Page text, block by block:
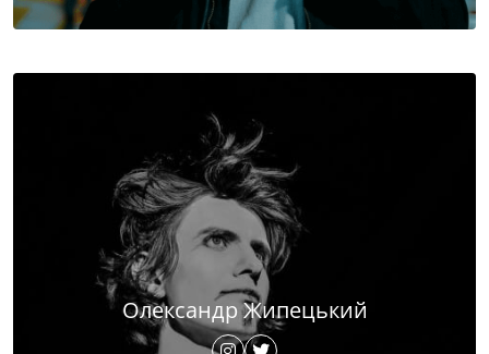
Олександр Жипецький